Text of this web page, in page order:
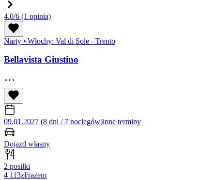
4.0/6 (1 opinia)
Narty • Włochy: Val di Sole - Trento
Bellavista Giustino
09.01.2027 (8 dni / 7 noclegów)inne terminy
Dojazd własny
2 posiłki
4 113zł/razem